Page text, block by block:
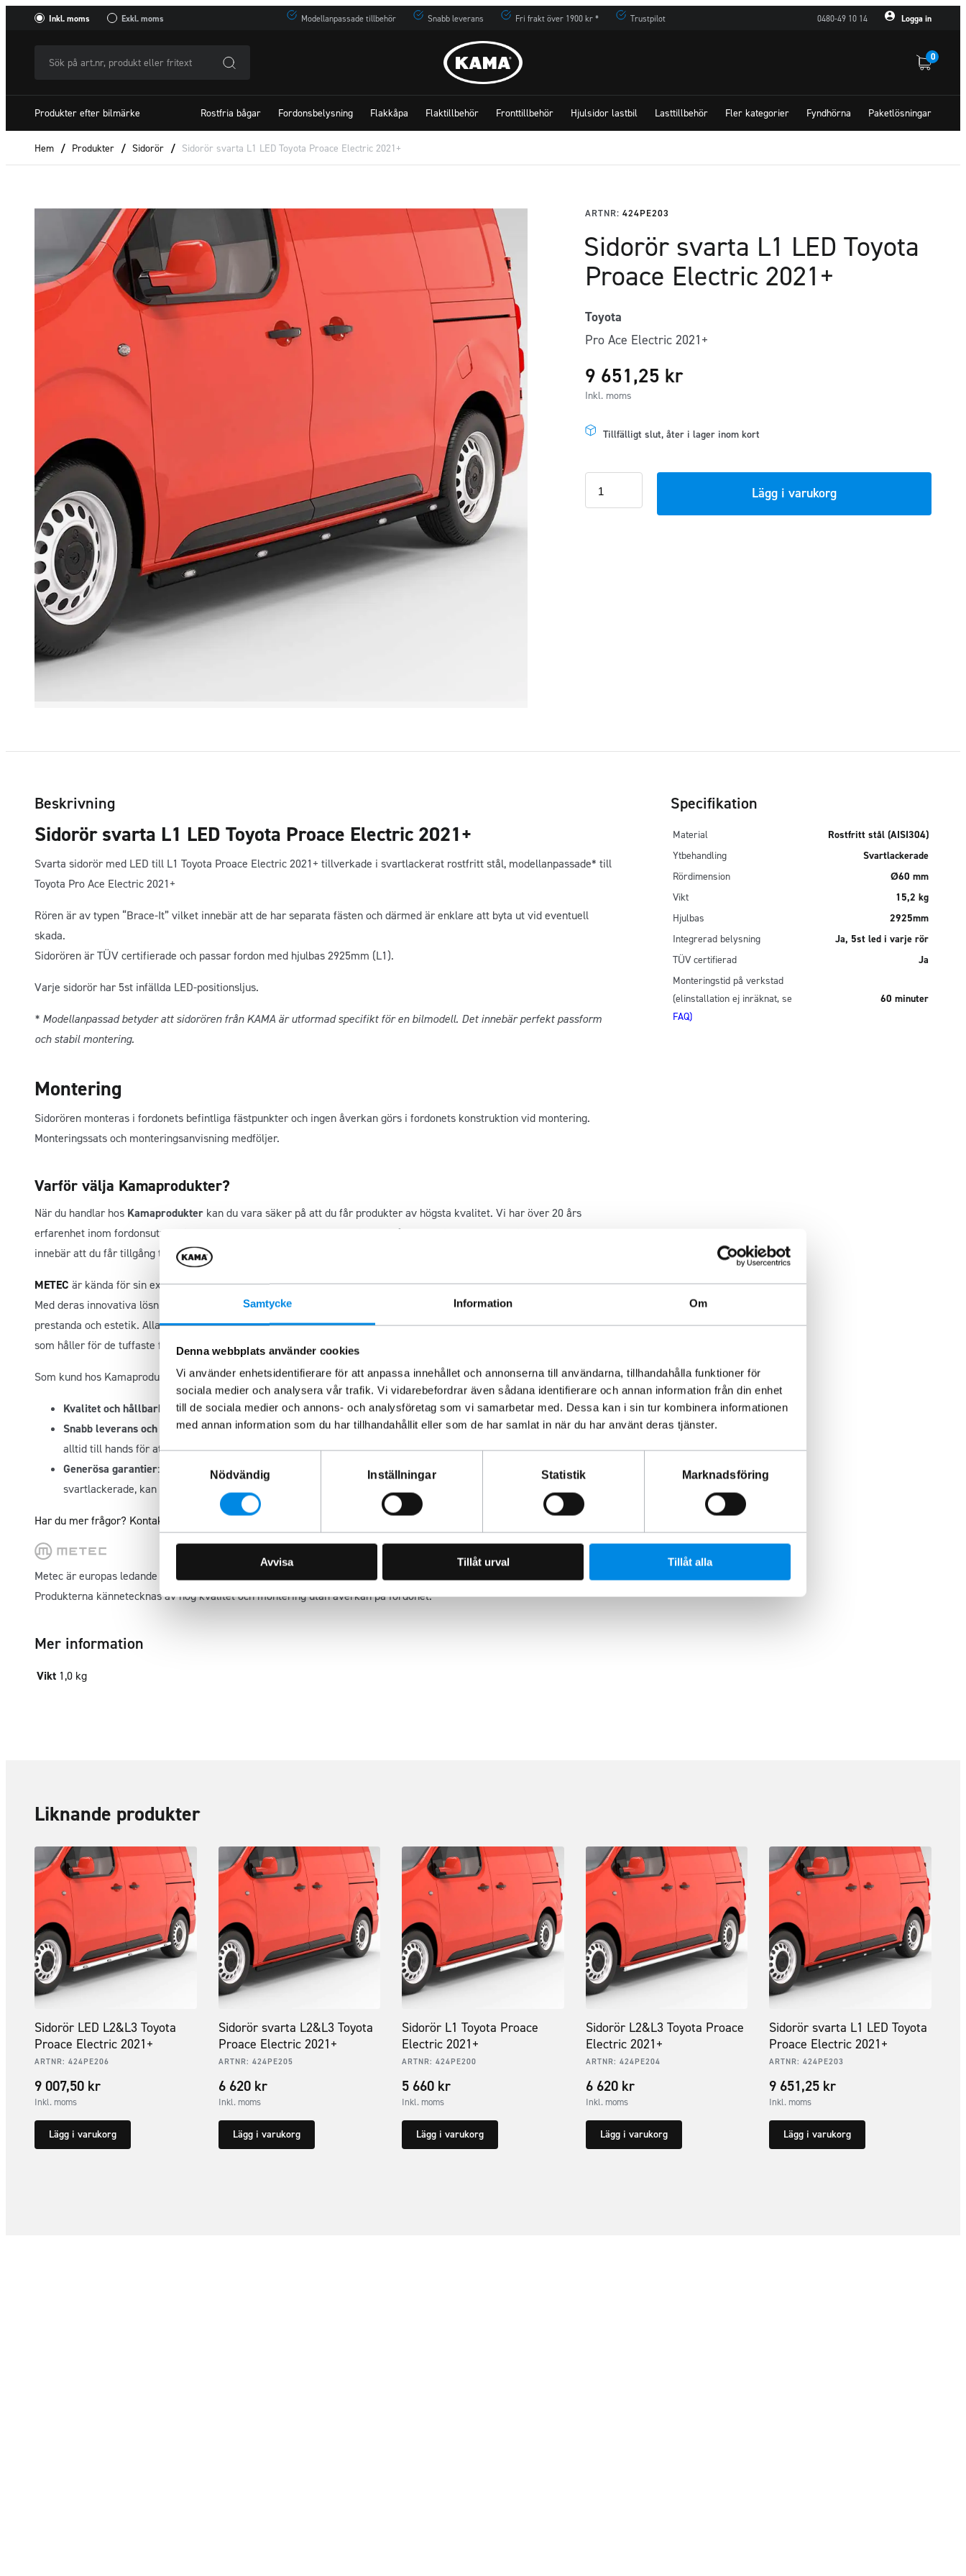
Samtycke Information Om
Denna webbplats använder cookies
Vi använder enhetsidentifierare för att anpassa innehållet och annonserna till användarna, tillhandahålla funktioner för
sociala medier och analysera vår trafik. Vi vidarebefordrar även sådana identifierare och annan information från din enhet
till de sociala medier och annons- och analysföretag som vi samarbetar med. Dessa kan i sin tur kombinera informationen
med annan information som du har tillhandahållit eller som de har samlat in när du har använt deras tjänster.
Nödvändig
Inställningar Statistik Marknadsföring
Avvisa Tillåt urval Tillåt alla
Inkl. moms Exkl. moms Modellanpassade tillbehör Snabb leverans Fri frakt över 1900 kr * Trustpilot 0480-49 10 14 Logga in
art.nr,
produkt
eller
fritextSök
0
Produkter efter bilmärke Rostfria bågar Fordonsbelysning Flakkåpa Flaktillbehör Fronttillbehör Hjulsidor lastbil Lasttillbehör Fler kategorier Fyndhörna Paketlösningar
Hem / Produkter / Sidorör / Sidorör svarta L1 LED Toyota Proace Electric 2021+
ARTNR:424PE203
Sidorör svarta L1 LED Toyota
Proace Electric 2021+
Toyota
Pro Ace Electric 2021+
9 651,25 kr
Inkl. moms
Tillfälligt slut, åter i lager inom kort
Lägg i varukorg
Beskrivning
Sidorör svarta L1 LED Toyota Proace Electric 2021+
Svarta sidorör med LED till L1 Toyota Proace Electric 2021+ tillverkade i svartlackerat rostfritt stål, modellanpassade* till
Toyota Pro Ace Electric 2021+
Rören är av typen “Brace-It” vilket innebär att de har separata fästen och därmed är enklare att byta ut vid eventuell
skada.
Sidorören är TÜV certifierade och passar fordon med hjulbas 2925mm (L1).
Varje sidorör har 5st infällda LED-positionsljus.
* Modellanpassad betyder att sidorören från KAMA är utformad specifikt för en bilmodell. Det innebär perfekt passform
och stabil montering.
Montering
Sidorören monteras i fordonets befintliga fästpunkter och ingen åverkan görs i fordonets konstruktion vid montering.
Monteringssats och monteringsanvisning medföljer.
Varför välja Kamaprodukter?
När du handlar hos Kamaprodukter kan du vara säker på att du får produkter av högsta kvalitet. Vi har över 20 års
erfarenhet inom fordonsutrustning och är stolta över att vara auktoriserade återförsäljare av
innebär att du får tillgång till produkter från en av Europas mest respekterade tillverkare av fordonsutrustning.
METEC är kända för sin expertis inom design och tillverkning av högkvalitativa rostfria ståldelar för bilar och lastbilar.
Med deras innovativa lösningar kan du lita på att deras produkter inte bara är hållbara utan även förbättrar fordonets
prestanda och estetik. Alla METEC-produkter genomgår strikta kvalitetskontroller, vilket garanterar att du får en produkt
som håller för de tuffaste förhållanden.
Som kund hos Kamaprodukter kan du förvänta dig:
Kvalitet och hållbarhet
: Våra produkter från METEC är kända för sin exceptionella hållbarhet och höga standard.
Snabb leverans och personlig service: Vi erbjuder snabb och pålitlig leverans, och vår kunniga kundservice finns
alltid till hands för att hjälpa dig med dina frågor.
Generösa garantier: Med 6 års ytskiktsgaranti på våra blankpolerade sidorör och 1 års garanti på de
svartlackerade, kan du känna dig trygg med ditt köp.
Har du mer frågor? Kontakta oss så hjälper vi dig.
Metec är europas ledande tillverkare av modellanpassade fordonstillbehör sedan 1993.
Produkterna kännetecknas av hög kvalitet och montering utan åverkan på fordonet.
Mer information
Vikt 1,0 kg
Specifikation
Material
Rostfritt stål (AISI304)
Ytbehandling
Svartlackerade
Rördimension
Ø60 mm
Vikt
15,2 kg
Hjulbas
2925mm
Integrerad belysning
Ja, 5st led i varje rör
TÜV certifierad
Ja
Monteringstid på verkstad
(elinstallation ej inräknat, se
FAQ)
60 minuter
Liknande produkter
Sidorör LED L2&L3 Toyota
Proace Electric 2021+
ARTNR: 424PE206
9 007,50 kr
Inkl. moms
Lägg i varukorg
Sidorör svarta L2&L3 Toyota
Proace Electric 2021+
ARTNR: 424PE205
6 620 kr
Inkl. moms
Lägg i varukorg
Sidorör L1 Toyota Proace
Electric 2021+
ARTNR:424PE200
5 660 kr
Inkl. moms
Lägg i varukorg
Sidorör L2&L3 Toyota Proace
Electric 2021+
ARTNR: 424PE204
6 620 kr
Inkl. moms
Lägg i varukorg
Sidorör svarta L1 LED Toyota
Proace Electric 2021+
ARTNR:424PE203
9 651,25 kr
Inkl. moms
Lägg i varukorg